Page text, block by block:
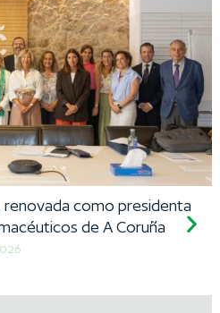
renovada como presidenta
de A Coruña